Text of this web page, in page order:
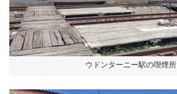
ウドンターニー駅の喫煙所